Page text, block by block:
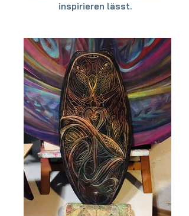
inspirieren lässt.